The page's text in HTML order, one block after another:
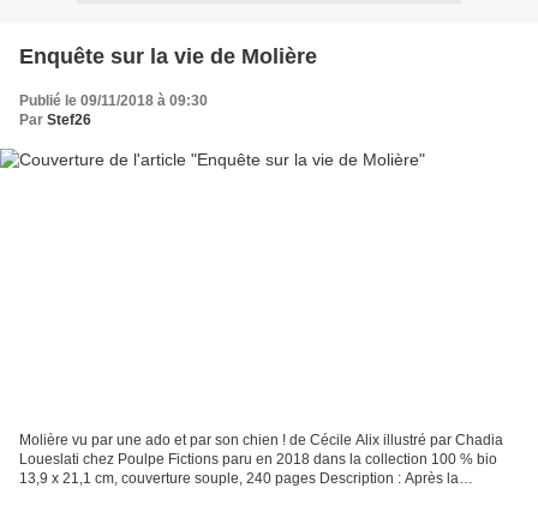
Enquête sur la vie de Molière
Publié le 09/11/2018 à 09:30
Par Stef26
Molière vu par une ado et par son chien ! de Cécile Alix illustré par Chadia
Loueslati chez Poulpe Fictions paru en 2018 dans la collection 100 % bio
13,9 x 21,1 cm, couverture souple, 240 pages Description : Après la